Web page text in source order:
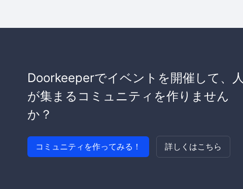
Doorkeeperでイベントを開催して、人
が集まるコミュニティを作りません
か？
コミュニティを作ってみる！ 詳しくはこちら